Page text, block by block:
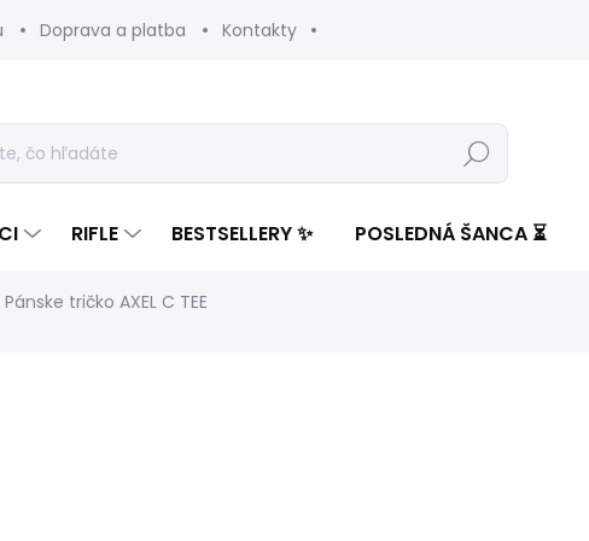
Doprava a platba Kontakty
Hľadať
RIFLE BESTSELLERY ✨ POSLEDNÁ ŠANCA ⏳
Pánske tričko AXEL C TEE